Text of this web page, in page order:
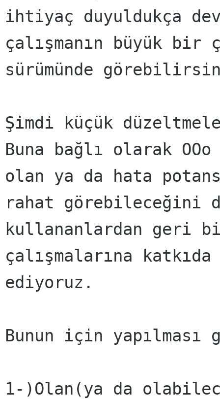
ihtiyaç duyuldukça
çalışmanın büyük bir
sürümünde
Şimdi küçük
Buna bağlı olarak
olan ya da hata
rahat görebileceğini
kullananlardan geri
çalışmalarına
ediyoruz.
Bunun için yapılması
1-)Olan(ya da